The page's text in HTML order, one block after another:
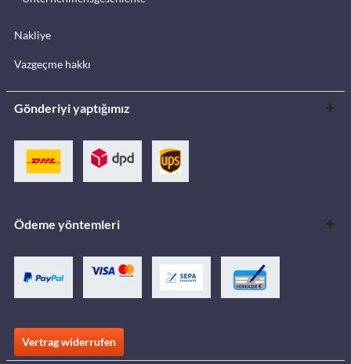
Nakliye
Vazgeçme hakkı
Gönderiyi yaptığımız
Ödeme yöntemleri
Vertrag widerrufen